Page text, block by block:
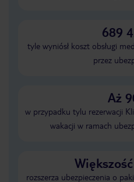
689
tyle wyniósł koszt obsługi
przez
Aż
w przypadku tylu rezerwacji
wakacji w ramach
rozszerza ubezpieczenia o